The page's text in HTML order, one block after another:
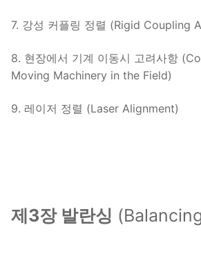
7. 강성 커플링 정렬 (Rigid Coupling
8. 현장에서 기계 이동시 고려사항
Moving Machinery in the Field)
9. 레이저 정렬 (Laser Alignment)
제3장 발란싱